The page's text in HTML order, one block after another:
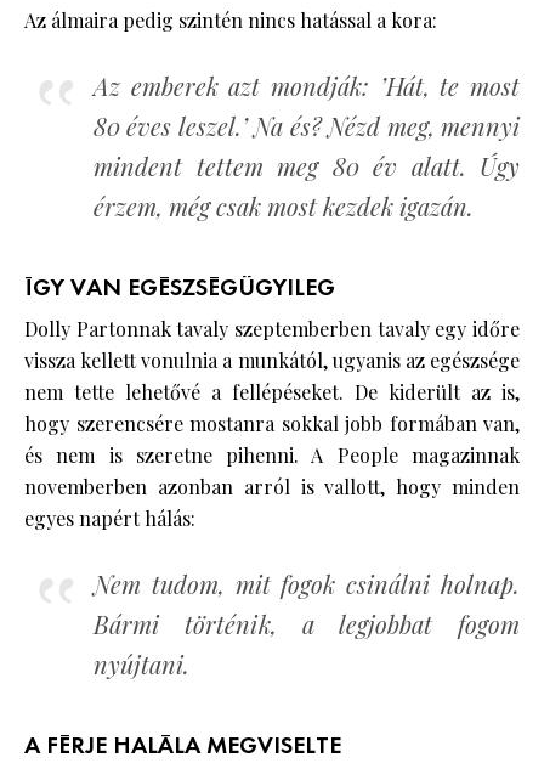
Az álmaira pedig szintén nincs hatással a kora:
Az emberek azt mondják: ’Hát, te most
80 éves leszel.’ Na és? Nézd meg, mennyi
mindent tettem meg 80 év alatt. Úgy
érzem, még csak most kezdek igazán.
ÍGY VAN EGÉSZSÉGÜGYILEG
Dolly Partonnak tavaly szeptemberben tavaly egy időre
vissza kellett vonulnia a munkától, ugyanis az egészsége
nem tette lehetővé a fellépéseket. De kiderült az is,
hogy szerencsére mostanra sokkal jobb formában van,
és nem is szeretne pihenni. A People magazinnak
novemberben azonban arról is vallott, hogy minden
egyes napért hálás:
Nem tudom, mit fogok csinálni holnap.
Bármi történik, a legjobbat fogom
nyújtani.
A FÉRJE HALÁLA MEGVISELTE